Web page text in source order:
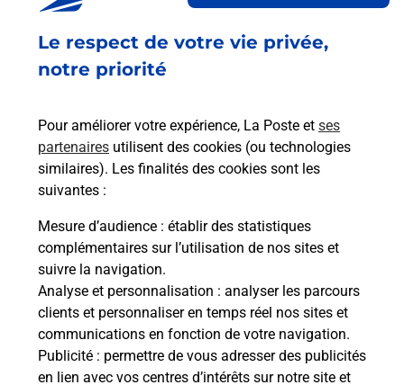
Le respect de votre vie privée,
notre priorité
Pour améliorer votre expérience, La Poste et ses
partenaires utilisent des cookies (ou technologies
similaires). Les finalités des cookies sont les
suivantes :
Mesure d’audience : établir des statistiques
complémentaires sur l’utilisation de nos sites et
suivre la navigation.
Analyse et personnalisation : analyser les parcours
clients et personnaliser en temps réel nos sites et
communications en fonction de votre navigation.
Publicité : permettre de vous adresser des publicités
en lien avec vos centres d’intérêts sur notre site et
jusqu'à 19h00
110 BOULEVARD DE L EGALITE
44100 NANTES
Malin !
La Poste
en ligne
Ouvert 24h/24
En savoir plus